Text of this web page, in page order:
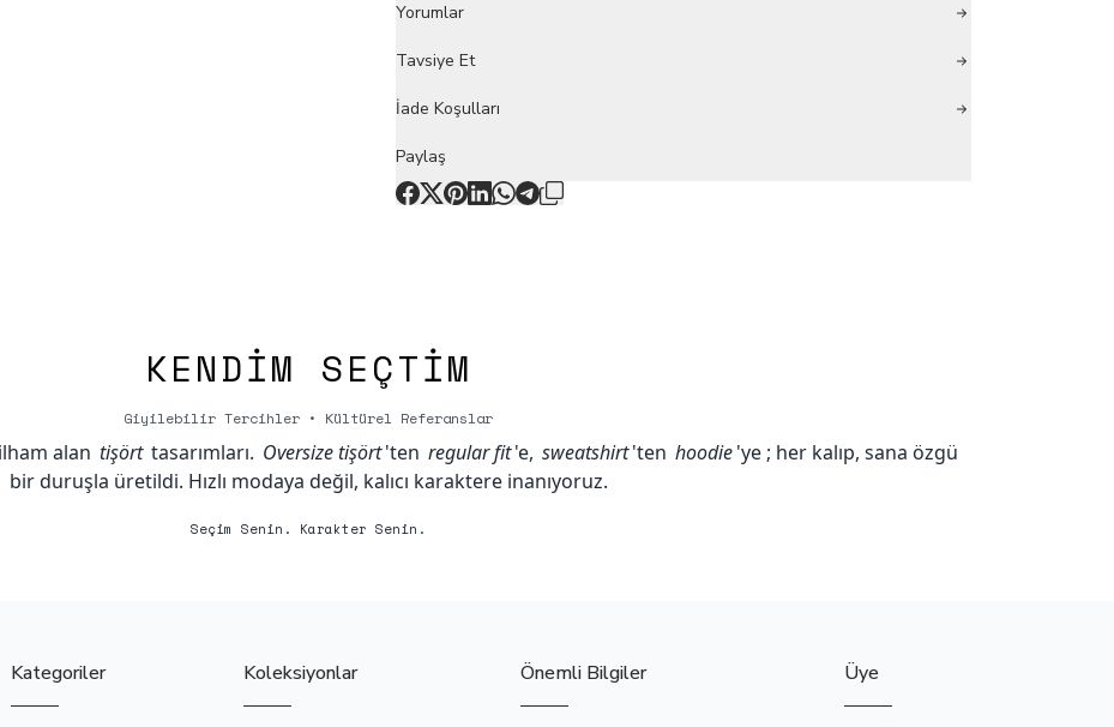
Yorumlar
Tavsiye Et
İade Koşulları
Paylaş
KENDIM SEÇTIM
Giyilebilir Tercihler • Kültürel Referanslar
alan tişört tasarımları. Oversize tişört'ten regular fit'e, sweatshirt'ten hoodie'ye ; her kalıp, sana özgü
bir duruşla üretildi. Hızlı modaya değil, kalıcı karaktere inanıyoruz.
Seçim Senin. Karakter Senin.
Kategoriler Koleksiyonlar Önemli Bilgiler Üye